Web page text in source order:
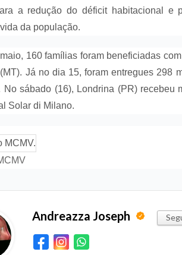
a redução do déficit habitacional e
da população.
160 famílias foram beneficiadas
Já no dia 15, foram entregues
No sábado (16), Londrina (PR)
Solar di Milano.
Andreazza Joseph